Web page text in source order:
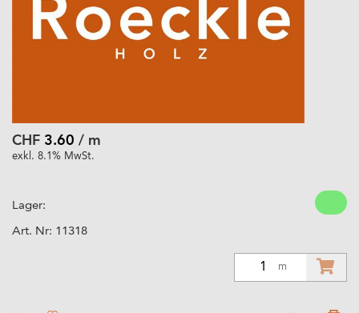
CHF 3.60 / m
exkl. 8.1% MwSt.
Lager:
Art. Nr: 11318
m